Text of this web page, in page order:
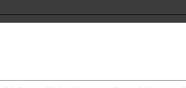
/7 december